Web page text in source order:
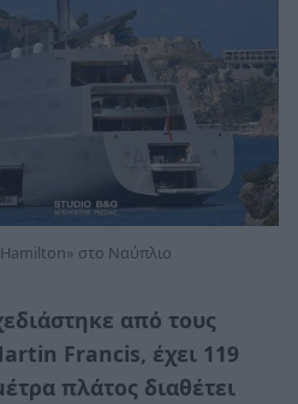
στο Ναύπλιο
από τους
Francis, έχει 119
πλάτος διαθέτει